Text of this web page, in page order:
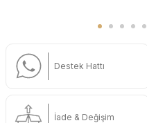
Destek Hattı
İade & Değişim